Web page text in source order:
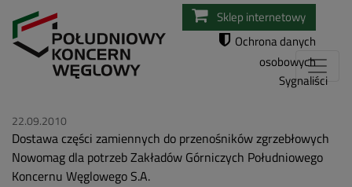
Przejdź
do
Sklep internetowy
Ochrona danych
osobowych
Sygnaliści
22.09.2010
Dostawa części zamiennych do przenośników zgrzebłowych
Nowomag dla potrzeb Zakładów Górniczych Południowego
Koncernu Węglowego S.A.